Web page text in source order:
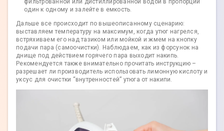
один к одному и залейте в емкость.
Дальше все происходит по вышеописанному сценарию:
выставляем температуру на максимум, когда утюг нагрелся,
встряхиваем его над тазиком или мойкой и жмем на кнопку
подачи пара (самоочистки). Наблюдаем, как из форсунок на
днище под действием горячего пара выходит накипь.
Рекомендуется также внимательно прочитать инструкцию –
разрешает ли производитель использовать лимонную кислоту и
уксус для очистки “внутренностей” утюга от накипи.